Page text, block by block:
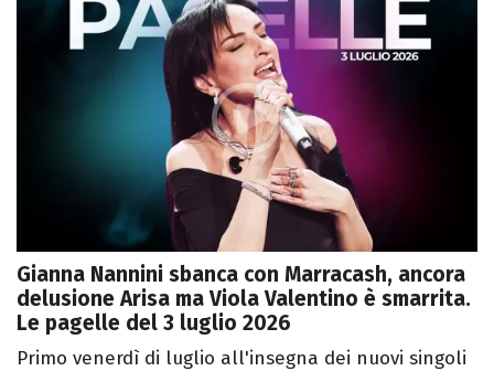
Gianna Nannini sbanca con Marracash, ancora
delusione Arisa ma Viola Valentino è smarrita.
Le pagelle del 3 luglio 2026
Primo venerdì di luglio all'insegna dei nuovi singoli